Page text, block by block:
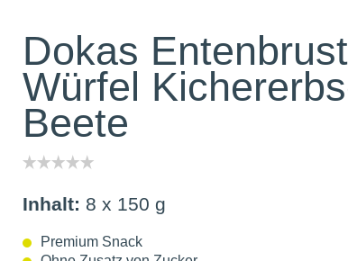
Dokas
Würfel
Beete
Inhalt: 8 x 150 g
Premium Snack